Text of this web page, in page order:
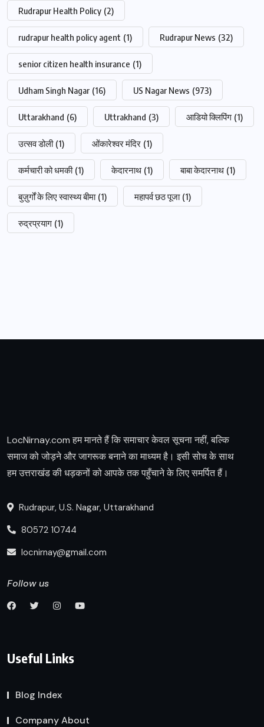
Rudrapur Health Policy (2)
rudrapur health policy agent (1) Rudrapur News (32)
senior citizen health insurance (1)
Udham Singh Nagar (16) US Nagar News (973)
Uttarakhand (6) Uttrakhand (3) आडियो क्लिपिंग (1)
उत्सव डोली (1) ओंकारेश्वर मंदिर (1)
कर्मचारी को धमकी (1) केदारनाथ (1) बाबा केदारनाथ (1)
बुज़ुर्गों के लिए स्वास्थ्य बीमा (1) महापर्व छठ पूजा (1)
रुद्रप्रयाग (1)
LocNirnay.com हम मानते हैं कि समाचार केवल सूचना नहीं, बल्कि
समाज को जोड़ने और जागरूक बनाने का माध्यम है। इसी सोच के साथ
हम उत्तराखंड की धड़कनों को आपके तक पहुँचाने के लिए समर्पित हैं।
Rudrapur, U.S. Nagar, Uttarakhand
80572 10744
locnirnay@gmail.com
Follow us
Useful Links
Blog Index
Company About